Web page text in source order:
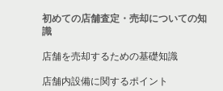
却物件の案件一覧
売却物件の案件一覧
の飲食店の居抜き売却物件の案件一覧
初めての店舗査定・売却についての知
識
店舗を売却するための基礎知識
店舗内設備に関するポイント